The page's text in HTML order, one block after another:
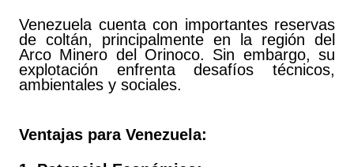
Venezuela cuenta con importantes reservas
de coltán, principalmente en la región del
Arco Minero del Orinoco. Sin embargo, su
explotación enfrenta desafíos técnicos,
ambientales y sociales.
Ventajas para Venezuela: